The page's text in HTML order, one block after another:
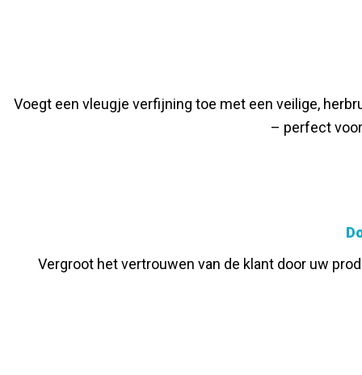
Voegt een vleugje verfijning toe met een veilige,
– perfect
Vergroot het vertrouwen van de klant door uw